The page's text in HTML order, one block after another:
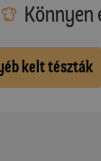
Könnyen
kelt tészták